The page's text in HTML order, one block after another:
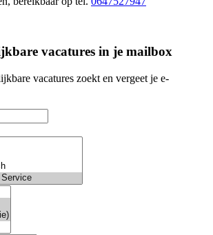
vacatures in je mailbox
vacatures zoekt en vergeet je e-